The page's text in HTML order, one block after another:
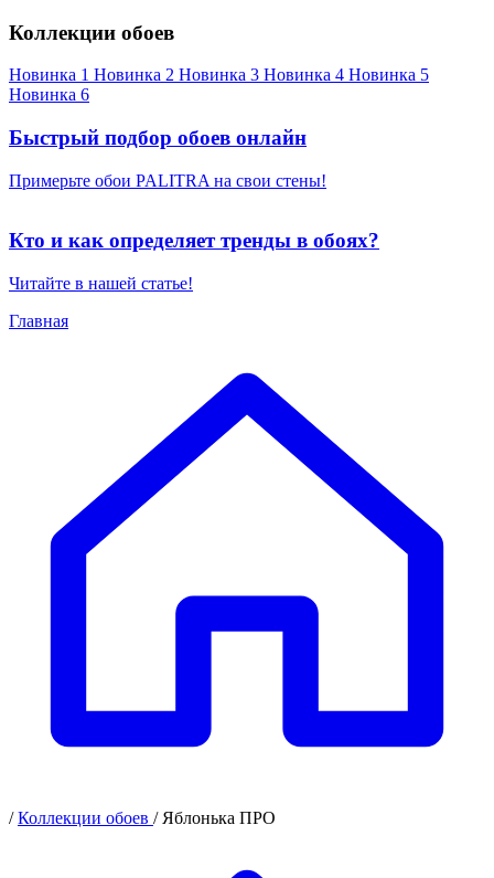
Коллекции обоев
Новинка 1 Новинка 2 Новинка 3 Новинка 4 Новинка 5
Новинка 6
Быстрый подбор обоев онлайн
Примерьте обои PALITRA на свои стены!
Кто и как определяет тренды в обоях?
Читайте в нашей статье!
Главная
/Коллекции обоев / Яблонька ПРО